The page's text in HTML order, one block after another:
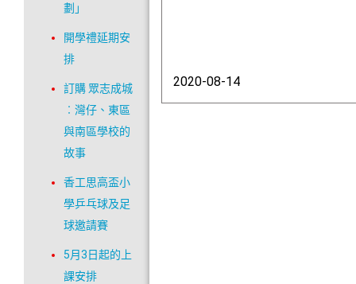
2020-08-14
劃」
開學禮延期安
排
訂購 眾志成城
︰灣仔、東區
與南區學校的
故事
香工思高盃小
學乒乓球及足
球邀請賽
5月3日起的上
課安排